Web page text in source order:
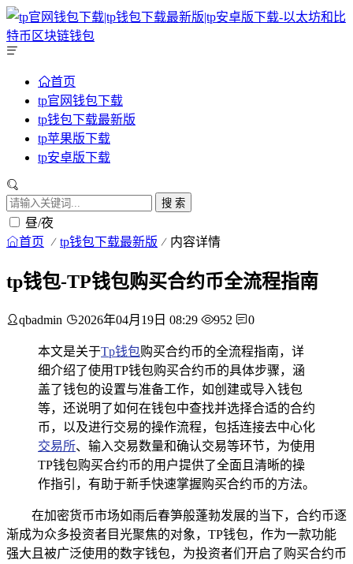
首页
tp官网钱包下载
tp钱包下载最新版
tp苹果版下载
tp安卓版下载
搜 索
昼/夜
首页 tp钱包下载最新版 内容详情
tp钱包-TP钱包购买合约币全流程指南
qbadmin 2026年04月19日 08:29 952 0
本文是关于Tp钱包购买合约币的全流程指南，详
细介绍了使用TP钱包购买合约币的具体步骤，涵
盖了钱包的设置与准备工作，如创建或导入钱包
等，还说明了如何在钱包中查找并选择合适的合约
币，以及进行交易的操作流程，包括连接去中心化
交易所、输入交易数量和确认交易等环节，为使用
TP钱包购买合约币的用户提供了全面且清晰的操
作指引，有助于新手快速掌握购买合约币的方法。
在加密货币市场如雨后春笋般蓬勃发展的当下，合约币逐
渐成为众多投资者目光聚焦的对象，TP钱包，作为一款功能
强大且被广泛使用的数字钱包，为投资者们开启了购买合约币